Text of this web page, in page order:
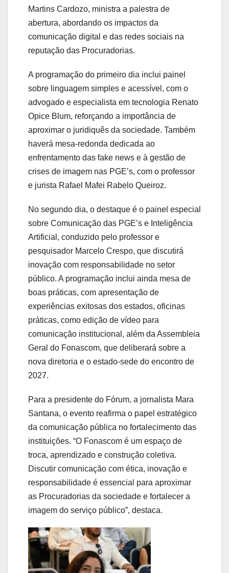
Martins Cardozo, ministra a palestra de
abertura, abordando os impactos da
comunicação digital e das redes sociais na
reputação das Procuradorias.
A programação do primeiro dia inclui painel
sobre linguagem simples e acessível, com o
advogado e especialista em tecnologia Renato
Opice Blum, reforçando a importância de
aproximar o juridiquês da sociedade. Também
haverá mesa-redonda dedicada ao
enfrentamento das fake news e à gestão de
crises de imagem nas PGE’s, com o professor
e jurista Rafael Mafei Rabelo Queiroz.
No segundo dia, o destaque é o painel especial
sobre Comunicação das PGE’s e Inteligência
Artificial, conduzido pelo professor e
pesquisador Marcelo Crespo, que discutirá
inovação com responsabilidade no setor
público. A programação inclui ainda mesa de
boas práticas, com apresentação de
experiências exitosas dos estados, oficinas
práticas, como edição de vídeo para
comunicação institucional, além da Assembleia
Geral do Fonascom, que deliberará sobre a
nova diretoria e o estado-sede do encontro de
2027.
Para a presidente do Fórum, a jornalista Mara
Santana, o evento reafirma o papel estratégico
da comunicação pública no fortalecimento das
instituições. “O Fonascom é um espaço de
troca, aprendizado e construção coletiva.
Discutir comunicação com ética, inovação e
responsabilidade é essencial para aproximar
as Procuradorias da sociedade e fortalecer a
imagem do serviço público”, destaca.